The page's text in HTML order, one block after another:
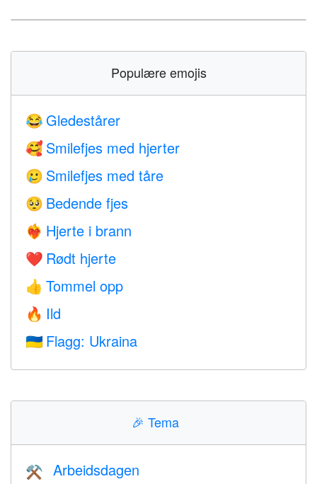
Populære emojis
😂 Gledestårer
🥰 Smilefjes med hjerter
🥲 Smilefjes med tåre
🥺 Bedende fjes
❤️‍🔥 Hjerte i brann
❤️ Rødt hjerte
👍 Tommel opp
🔥 Ild
🇺🇦 Flagg: Ukraina
🎉 Tema
⚒️ Arbeidsdagen